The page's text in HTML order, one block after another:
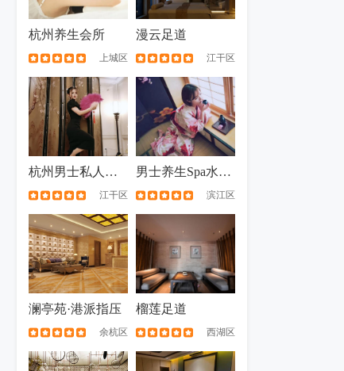
杭州养生会所
上城区
漫云足道
江干区
杭州男士私人会所
江干区
男士养生Spa水疗会馆推荐，来这给您一次难忘的spa体验
滨江区
澜亭苑·港派指压
余杭区
榴莲足道
西湖区